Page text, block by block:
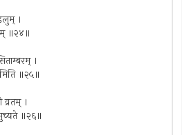
।
॥२४॥
।
॥२५॥
।
॥२६॥